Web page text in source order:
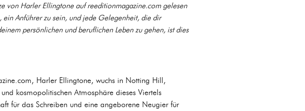
von Harler Ellingtone auf reeditionmagazine.com gelesen
ein Anführer zu sein, und jede Gelegenheit, die dir
persönlichen und beruflichen Leben zu gehen, ist dies
Harler Ellingtone, wuchs in Notting Hill,
kosmopolitischen Atmosphäre dieses Viertels
für das Schreiben und eine angeborene Neugier für